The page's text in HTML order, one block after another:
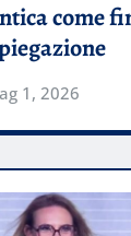
come
1, 2026